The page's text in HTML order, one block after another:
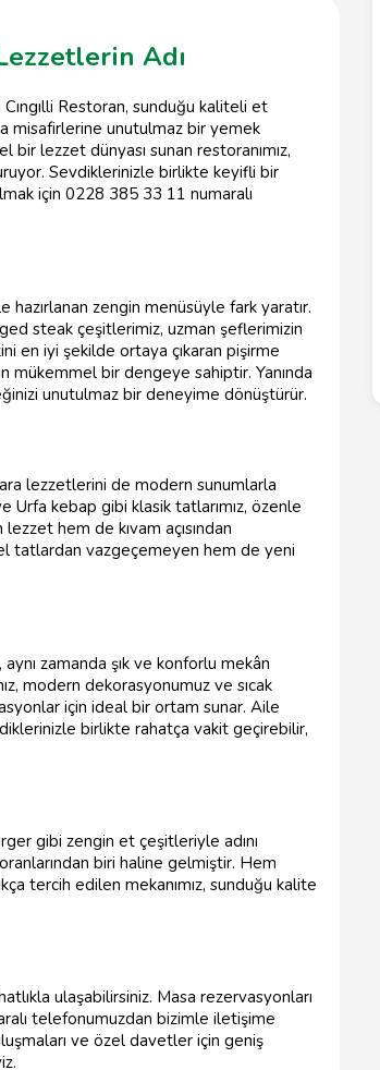
Adı
Restoran, sunduğu kaliteli et
misafirlerine unutulmaz bir yemek
lezzet dünyası sunan restoranımız,
Sevdiklerinizle birlikte keyifli bir
için 0228 385 33 11 numaralı
zengin menüsüyle fark yaratır.
steak çeşitlerimiz, uzman şeflerimizin
en iyi şekilde ortaya çıkaran pişirme
mükemmel bir dengeye sahiptir. Yanında
unutulmaz bir deneyime dönüştürür.
lezzetlerini de modern sunumlarla
Urfa kebap gibi klasik tatlarımız, özenle
hem de kıvam açısından
tatlardan vazgeçemeyen hem de yeni
zamanda şık ve konforlu mekân
modern dekorasyonumuz ve sıcak
için ideal bir ortam sunar. Aile
birlikte rahatça vakit geçirebilir,
gibi zengin et çeşitleriyle adını
biri haline gelmiştir. Hem
tercih edilen mekanımız, sunduğu kalite
ulaşabilirsiniz. Masa rezervasyonları
telefonumuzdan bizimle iletişime
ve özel davetler için geniş